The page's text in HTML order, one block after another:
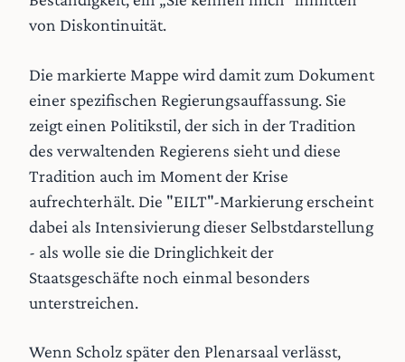
von Diskontinuität.
Die markierte Mappe wird damit zum Dokument
einer spezifischen Regierungsauffassung. Sie
zeigt einen Politikstil, der sich in der Tradition
des verwaltenden Regierens sieht und diese
Tradition auch im Moment der Krise
aufrechterhält. Die "EILT"-Markierung erscheint
dabei als Intensivierung dieser Selbstdarstellung
- als wolle sie die Dringlichkeit der
Staatsgeschäfte noch einmal besonders
unterstreichen.
Wenn Scholz später den Plenarsaal verlässt,